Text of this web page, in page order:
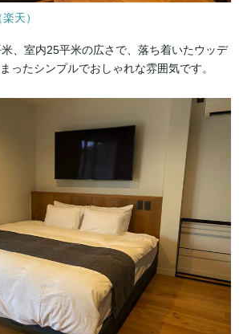
天）
、室内25平米の広さで、落ち着いたウッデ
ったシンプルでおしゃれな雰囲気です。